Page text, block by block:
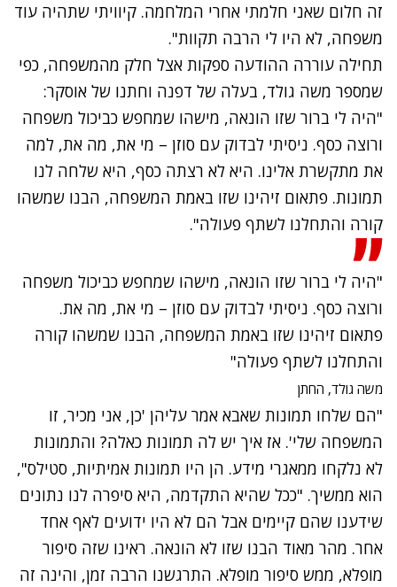
זה חלום שאני חלמתי אחרי המלחמה. קיוויתי שתהיה עוד
משפחה, לא היו לי הרבה תקוות".
תחילה עוררה ההודעה ספקות אצל חלק מהמשפחה, כפי
שמספר משה גולד, בעלה של דפנה וחתנו של אוסקר:
"היה לי ברור שזו הונאה, מישהו שמחפש כביכול משפחה
ורוצה כסף. ניסיתי לבדוק עם סוזן – מי את, מה את, למה
את מתקשרת אלינו. היא לא רצתה כסף, היא שלחה לנו
תמונות. פתאום זיהינו שזו באמת המשפחה, הבנו שמשהו
קורה והתחלנו לשתף פעולה".
"היה לי ברור שזו הונאה, מישהו שמחפש כביכול משפחה
ורוצה כסף. ניסיתי לבדוק עם סוזן – מי את, מה את.
פתאום זיהינו שזו באמת המשפחה, הבנו שמשהו קורה
והתחלנו לשתף פעולה"
משה גולד, החתן
"הם שלחו תמונות שאבא אמר עליהן 'כן, אני מכיר, זו
המשפחה שלי'. אז איך יש לה תמונות כאלה? והתמונות
לא נלקחו ממאגרי מידע. הן היו תמונות אמיתיות, סטילס",
הוא ממשיך. "ככל שהיא התקדמה, היא סיפרה לנו נתונים
שידענו שהם קיימים אבל הם לא היו ידועים לאף אחד
אחר. מהר מאוד הבנו שזו לא הונאה. ראינו שזה סיפור
מופלא, ממש סיפור מופלא. התרגשנו הרבה זמן, והינה זה